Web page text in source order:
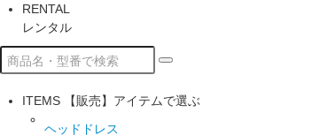
RENTAL
レンタル
ITEMS 【販売】アイテムで選ぶ
ヘッドドレス